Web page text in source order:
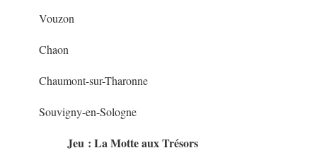
Vouzon
Chaon
Chaumont-sur-Tharonne
Souvigny-en-Sologne
Jeu : La Motte aux Trésors